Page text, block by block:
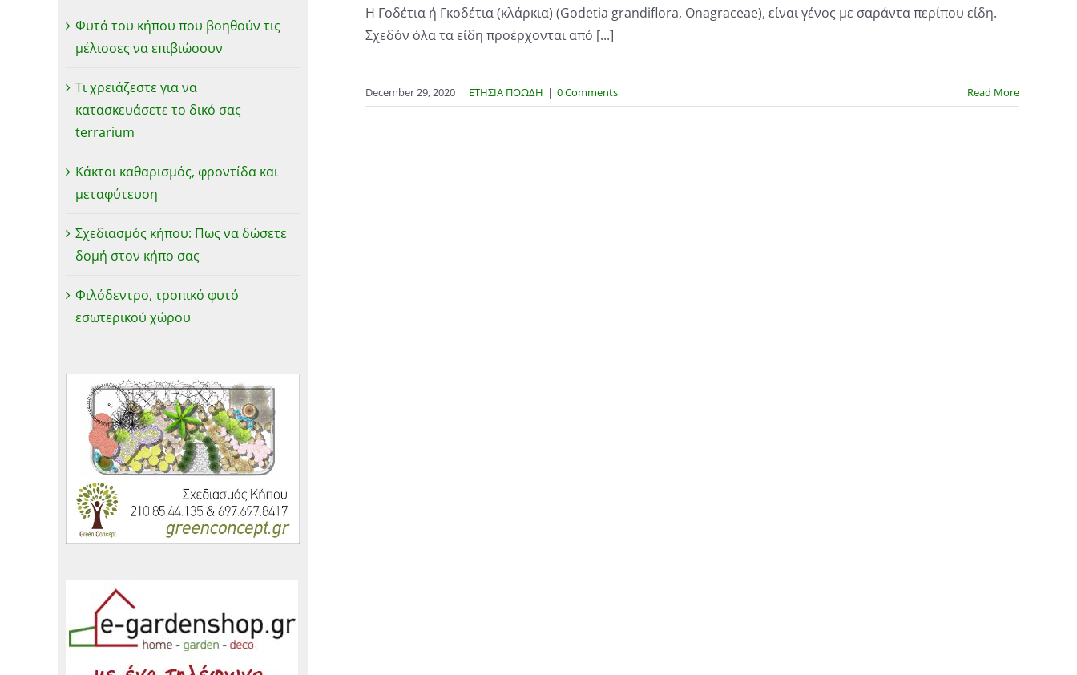
Η Γοδέτια ή Γκοδέτια (κλάρκια) (Godetia grandiflora, Onagraceae), είναι γένος με σαράντα περίπου είδη.
Σχεδόν όλα τα είδη προέρχονται από [...]
December 29, 2020 | ΕΤΗΣΙΑ ΠΟΩΔΗ | 0 Comments Read More
Φυτά του κήπου που βοηθούν τις
μέλισσες να επιβιώσουν
Τι χρειάζεστε για να
κατασκευάσετε το δικό σας
terrarium
Κάκτοι καθαρισμός, φροντίδα και
μεταφύτευση
Σχεδιασμός κήπου: Πως να δώσετε
δομή στον κήπο σας
Φιλόδεντρο, τροπικό φυτό
εσωτερικού χώρου